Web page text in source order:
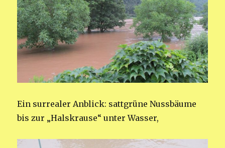
Ein surrealer Anblick: sattgrüne Nussbäume
bis zur „Halskrause“ unter Wasser,